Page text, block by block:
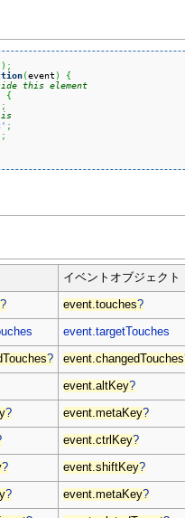
) ;
(event )
{
this element
{
;
is
;
;
イベントオブジェクト
? event.touches?
event.targetTouches
? event.changedTouches
event.altKey?
? event.metaKey?
event.ctrlKey?
? event.shiftKey?
? event.metaKey?